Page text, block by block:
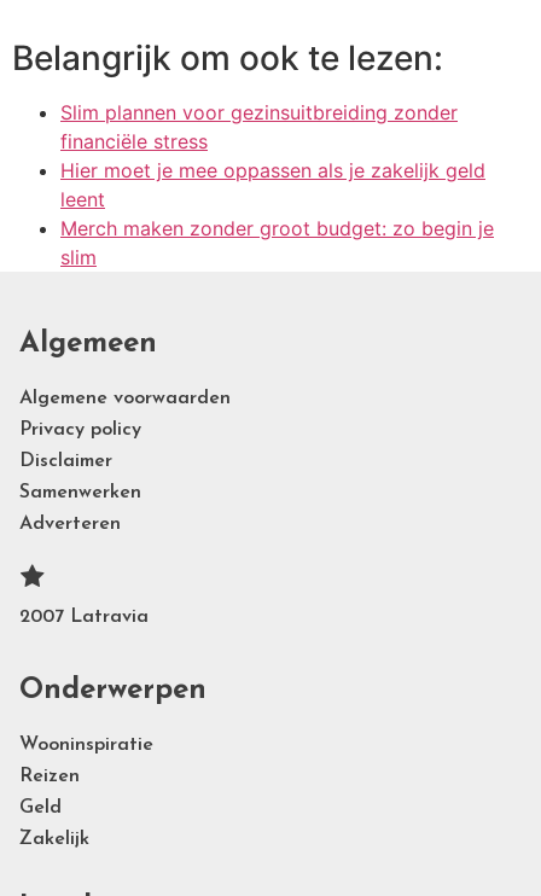
Belangrijk om ook te lezen:
Slim plannen voor gezinsuitbreiding zonder
financiële stress
Hier moet je mee oppassen als je zakelijk geld
leent
Merch maken zonder groot budget: zo begin je
slim
Algemeen
Algemene voorwaarden
Privacy policy
Disclaimer
Samenwerken
Adverteren
2007 Latravia
Onderwerpen
Wooninspiratie
Reizen
Geld
Zakelijk